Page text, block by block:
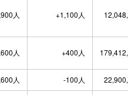
人 +1,100人
人 +400人
人 -100人